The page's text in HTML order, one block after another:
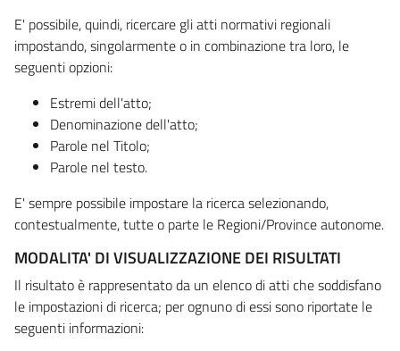
E' possibile, quindi, ricercare gli atti normativi regionali
impostando, singolarmente o in combinazione tra loro, le
seguenti opzioni:
Estremi dell'atto;
Denominazione dell'atto;
Parole nel Titolo;
Parole nel testo.
E' sempre possibile impostare la ricerca selezionando,
contestualmente, tutte o parte le Regioni/Province autonome.
MODALITA' DI VISUALIZZAZIONE DEI RISULTATI
Il risultato è rappresentato da un elenco di atti che soddisfano
le impostazioni di ricerca; per ognuno di essi sono riportate le
seguenti informazioni: